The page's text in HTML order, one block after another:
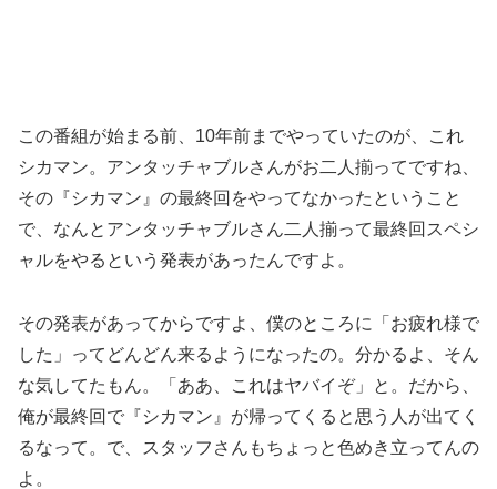
この番組が始まる前、10年前までやっていたのが、これ
シカマン。アンタッチャブルさんがお二人揃ってですね、
その『シカマン』の最終回をやってなかったということ
で、なんとアンタッチャブルさん二人揃って最終回スペシ
ャルをやるという発表があったんですよ。
その発表があってからですよ、僕のところに「お疲れ様で
した」ってどんどん来るようになったの。分かるよ、そん
な気してたもん。「ああ、これはヤバイぞ」と。だから、
俺が最終回で『シカマン』が帰ってくると思う人が出てく
るなって。で、スタッフさんもちょっと色めき立ってんの
よ。